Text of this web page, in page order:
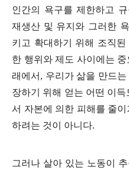
인간의 욕구를 제한하고
재생산 및 유지와 그러한
키고 확대하기 위해 조직
한 행위와 제도 사이에는
래에서 , 우리가 삶을 만드
장하기 위해 얻는 어떤 이득
서 자본에 의한 피해를 줄이
하려는 것이 아니다.
그러나 살아 있는 노동이